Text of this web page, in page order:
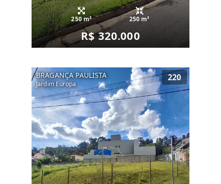
250 m² 250 m²
R$ 320.000
BRAGANÇA PAULISTA
Jardim Europa
220